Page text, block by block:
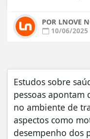
POR LNOVE
10/06/2025
Estudos sobre
pessoas apontam
no ambiente de
aspectos como
desempenho dos